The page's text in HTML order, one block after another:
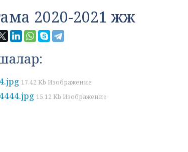
2020-2021 жж
17.42 Kb Изображение
15.12 Kb Изображение